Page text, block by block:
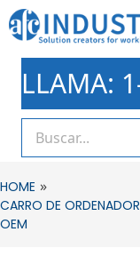
LLAMA:
HOME »
CARRO DE
OEM